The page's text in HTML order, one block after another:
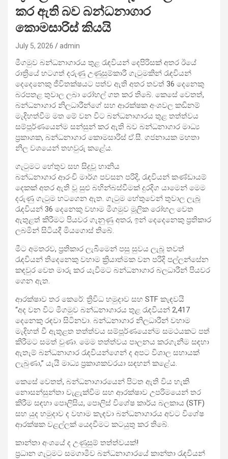
කර ඇති බව බන්ධනාගාර
කොමසාරිස් කියයි
July 5, 2026 admin
මීගමුව බන්ධනාගාරය තුළ රැඳවියන් දෙපිරිසක් අතර ඊයේ
රාත්‍රියේ හටගත් දරුණු උණුසුම්කාරී ගැටුමකින් රැඳවියන්
දෙදෙනෙකු ජීවිතක්ෂයට පත්ව ඇති අතර තවත් 36 දෙනෙකු
බරපතළ තුවාල ලබා රෝහල් ගත කර තිබේ. කෙසේ වෙතත්,
බන්ධනාගාර නිලධාරීන්ගේ සහ ආරක්ෂක අංශවල කඩිනම්
මැදිහත්වීම මත මේ වන විට බන්ධනාගාරය තුළ තත්ත්වය
සම්පූර්ණයෙන්ම සන්සුන් කර ඇති බව බන්ධනාගාර මාධ්‍ය
ප්‍රකාශක, බන්ධනාගාර කොමසාරිස් ඒ.සී. ගජනායක මහතා
නිල වශයෙන් තහවුරු කළේය.
ගැටුමට හේතුව සහ සිදුවූ හානිය
බන්ධනාගාර ආරංචි මාර්ග පවසන පරිදි, රැඳවියන් කණ්ඩායම්
දෙකක් අතර ඇති වූ සුළු බහින්බස්වීමක් දුරදිග යාමෙන් මෙම
දරුණු ගැටුම හටගෙන ඇත. ගැටුම හේතුවෙන් තුවාල ලැබූ
රැඳවියන් 36 දෙනෙකු වහාම මීගමුව මූලික රෝහල වෙත
ඇතුළත් කිරීමට පියවර ගැනුණු අතර, ඉන් දෙදෙනෙකු ප්‍රතිකාර
ලබමින් සිටියදී මියගොස් තිබේ.
මීට අමතරව, ප්‍රතිකාර ලැබීමෙන් පසු සුවය ලැබූ තවත්
රැඳවියන් තිදෙනෙකු වහාම ක්‍රියාත්මක වන පරිදි පල්ලන්සේන
කඳවුර වෙත මාරු කර යැවීමට බන්ධනාගාර බලධාරීන් පියවර
ගෙන ඇත.
ආරක්ෂාව තර කෙරේ: ත්‍රිවිධ හමුදාව සහ STF කැඳවයි
“අද වන විට මීගමුව බන්ධනාගාරය තුළ රැඳවියන් 2,417
දෙනෙකු රඳවා සිටිනවා. බන්ධනාගාර නිලධාරීන් වහාම
මැදිහත් වී ඇතුළත තත්ත්වය සම්පූර්ණයෙන්ම සමථයකට පත්
කිරීමට සමත් වුණා. මෙම තත්ත්වය පාලනය කරගැනීම සඳහා
ඇතැම් බන්ධනාගාර රැඳවියන්ගෙන් ද අපට විශාල සහායක්
ලැබුණා,” යැයි මාධ්‍ය ප්‍රකාශකවරයා සඳහන් කළේය.
කෙසේ වෙතත්, බන්ධනාගාරයෙන් පිටත ඇති විය හැකි
නොසන්සුන්තා වැළැක්වීම සහ ආරක්ෂාව උපරිමයෙන් තර
කිරීම සඳහා පොලිසිය, පොලිස් විශේෂ කාර්ය බලකාය (STF)
සහ යුද හමුදාව ද වහාම කැඳවා බන්ධනාගාරය අවට විශේෂ
ආරක්ෂක වළල්ලක් යෙදවීමට කටයුතු කර තිබේ.
කාන්තා අංශයේ ද උණුසුම් තත්ත්වයක්!
ප්‍රධාන ගැටුමට සමගාමීව බන්ධනාගාරයේ කාන්තා රැඳවියන්